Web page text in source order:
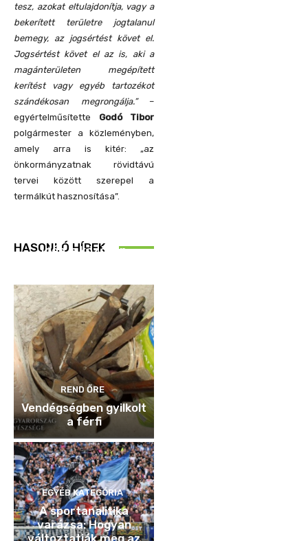
tesz, azokat eltulajdonítja, vagy a
bekerített területre jogtalanul
bemegy, az jogsértést követ el.
Jogsértést követ el az is, aki a
magánterületen megépített
kerítést vagy egyéb tartozékot
szándékosan megrongálja.”–
egyértelműsítette Godó Tibor
polgármester a közleményben,
amely arra is kitér: „az
önkormányzatnak rövidtávú
tervei között szerepel a
termálkút hasznosítása”.
HASONLÓ HÍREK
Idén is közösen
REND ŐRE
Vendégségben gyilkolt
a férfi
EGYÉB KATEGÓRIA
A sportanalitika
varázsa: Hogyan
változtatják meg az